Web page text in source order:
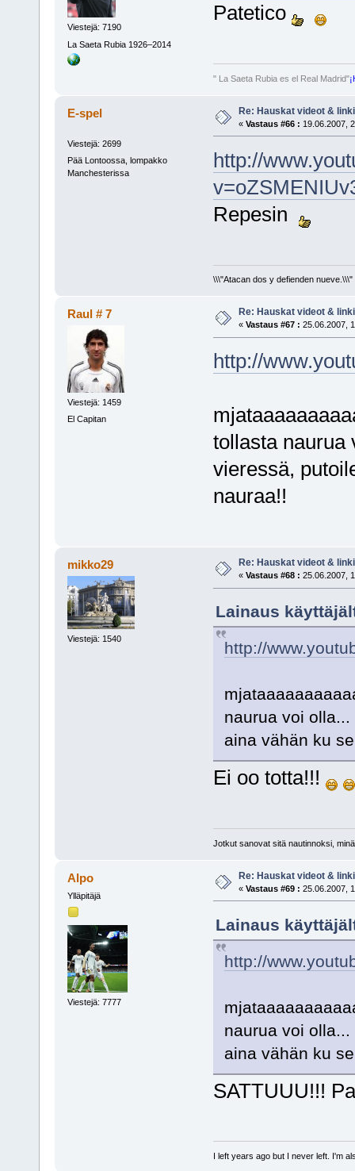
Viestejä: 7190
La Saeta Rubia 1926–2014
Patetico
" La Saeta Rubia es el Real Madrid"
E-spel
Viestejä: 2699
Pää Lontoossa, lompakko
Manchesterissa
Re: Hauskat videot &
« Vastaus #66 : 19.06.2007,
http://
Repesin
\\\"Atacan dos y defienden nueve.\\\"
Raul # 7
Viestejä: 1459
El Capitan
Re: Hauskat videot &
« Vastaus #67 : 25.06.2007,
http://
tollasta naurua
vieressä,
nauraa!!
mikko29
Viestejä: 1540
Re: Hauskat videot &
« Vastaus #68 : 25.06.2007,
Lainaus
http://
naurua voi
aina vähän ku
Ei oo totta!!!
Jotkut sanovat sitä nautinnoksi,
Alpo
Ylläpitäjä
Viestejä: 7777
Re: Hauskat videot &
« Vastaus #69 : 25.06.2007,
Lainaus
http://
naurua voi
aina vähän ku
SATTUUU!!!
I left years ago but I never left. I'm